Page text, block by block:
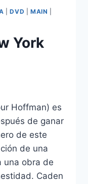
|DVD MAIN
York
Hoffman) es
de ganar
de este
de una
una obra de
Caden